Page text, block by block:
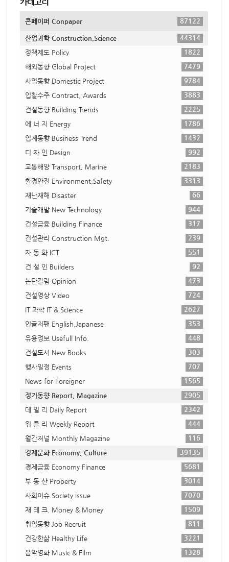
콘페이퍼 Conpaper 87122
산업과학 Construction,Science
44314
정책제도 Policy
1822
해외동향 Global Project
7479
사업동향 Domestic Project
9784
입찰수주 Contract, Awards
3883
건설동향 Building Trends
2225
에 너 지 Energy
1786
업계동향 Business Trend
1432
디 자 인 Design
992
교통해양 Transport, Marine
2183
환경안전 Environment,Safety
3313
재난재해 Disaster
66
기술개발 New Technology
944
건설금융 Building Finance
317
건설관리 Construction Mgt.
239
자 동 화 ICT
551
건 설 인 Builders
92
논단칼럼 Opinion
473
건설영상 Video
724
IT 과학 IT & Science
2627
인글저팬 English,Japanese
353
유용정보 Usefull Info.
448
건설도서 New Books
303
행사일정 Events
707
News for Foreigner
1565
정기동향 Report, Magazine
2905
데 일 리 Daily Report
2342
위 클 리 Weekly Report
444
월간저널 Monthly Magazine
116
경제문화 Economy, Culture
39135
경제금융 Economy Finance
5681
부 동 산 Property
3014
사회이슈 Society issue
7070
재 테 크. Money & Money
1509
취업동향 Job Recruit
811
건강한삶 Healthy Life
3221
음악영화 Music & Film
1328